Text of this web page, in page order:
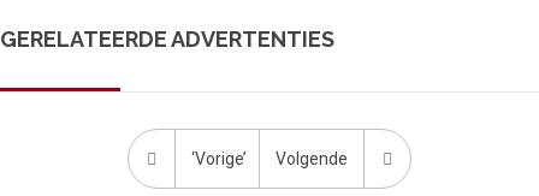
GERELATEERDE ADVERTENTIES
‘Vorige’ Volgende